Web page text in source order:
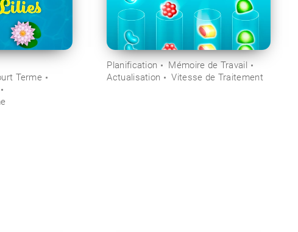
Terme
Planification
Mémoire de Travail
Actualisation
Vitesse de Traitement